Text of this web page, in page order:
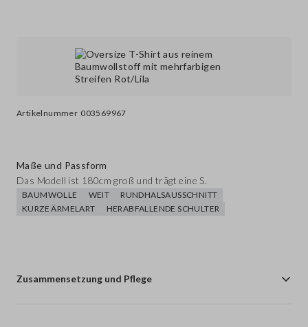
Artikelnummer 003569967
Maße und Passform
Das Modell ist 180cm groß und trägt eine S.
BAUMWOLLE WEIT
RUNDHALSAUSSCHNITT
KURZE ÄRMELART
HERABFALLENDE SCHULTER
Zusammensetzung und Pflege